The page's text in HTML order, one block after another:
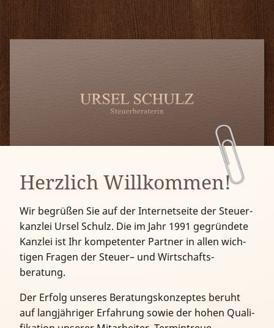
Herzlich Willkommen!
Wir begrüßen Sie auf der Internet­seite der Steuer­
kanzlei Ursel Schulz. Die im Jahr 1991 ge­grün­dete
Kanzlei ist Ihr kom­peten­ter Partner in allen wich­
tigen Fragen der Steuer– und Wirt­schafts­
beratung.
Der Erfolg unseres Beratungs­konzeptes beruht
auf lang­jähriger Er­fahr­ung sowie der hohen Quali­